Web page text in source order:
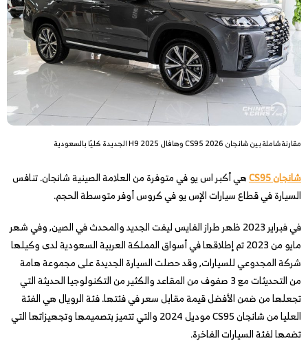
مقارنة شاملة بين شانجان CS95 2026 وهافال H9 2025 الجديدة كليًا بالسعودية
شانجان CS95
هي أكبر اس يو في متوفرة من العلامة الصينية شانجان. تنافس
السيارة في قطاع سيارات الإس يو في كروس أوفر متوسطة الحجم.
في فبراير 2023 ظهر طراز الفايس ليفت الجديد والمحدث في الصين, وفي شهر
مايو من 2023 تم إطلاقها في أسواق المملكة العربية السعودية لدى وكيلها
شركة المجدوعي للسيارات, وقد حصلت السيارة الجديدة على مجموعة هامة
من التحديثات مع 3 صفوف من المقاعد والكثير من التكنولوجيا الحديثة التي
تجعلها من ضمن الأفضل قيمة مقابل سعر في فئتها. فئة الرويال هي الفئة
العليا من شانجان CS95 موديل 2024 والتي تتميز بتصميمها وتجهيزاتها التي
تضمها لفئة السيارات الفاخرة.